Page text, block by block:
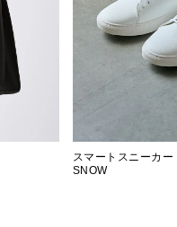
スマートスニーカー
SNOW